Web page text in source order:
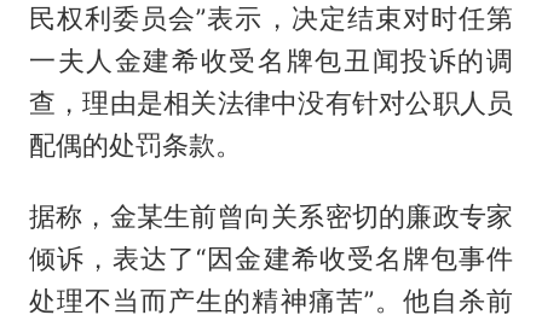
民权利委员会”表示，决定结束对时任第
一夫人金建希收受名牌包丑闻投诉的调
查，理由是相关法律中没有针对公职人员
配偶的处罚条款。
据称，金某生前曾向关系密切的廉政专家
倾诉，表达了“因金建希收受名牌包事件
处理不当而产生的精神痛苦”。他自杀前